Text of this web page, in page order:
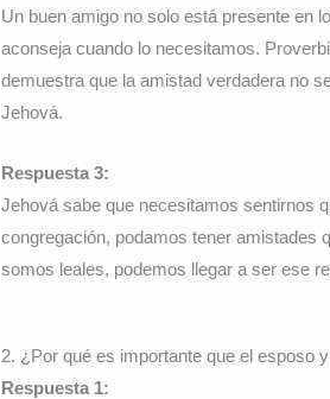
Un buen amigo no solo está presente en
aconseja cuando lo necesitamos.
demuestra que la amistad verdadera no
Jehová.
Respuesta 3:
Jehová sabe que necesitamos sentirnos
congregación, podamos tener amistades
somos leales, podemos llegar a ser ese
2. ¿Por qué es importante que el esposo
Respuesta 1: